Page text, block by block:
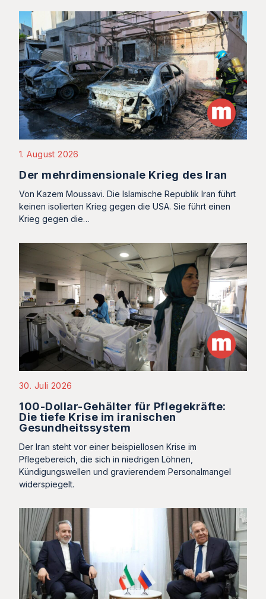
1. August 2026
Der mehrdimensionale Krieg des Iran
Von Kazem Moussavi. Die Islamische Republik Iran führt
keinen isolierten Krieg gegen die USA. Sie führt einen
Krieg gegen die…
30. Juli 2026
100-Dollar-Gehälter für Pflegekräfte:
Die tiefe Krise im iranischen
Gesundheitssystem
Der Iran steht vor einer beispiellosen Krise im
Pflegebereich, die sich in niedrigen Löhnen,
Kündigungswellen und gravierendem Personalmangel
widerspiegelt.